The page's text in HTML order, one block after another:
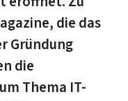
die das
Gründung
die
Thema IT-